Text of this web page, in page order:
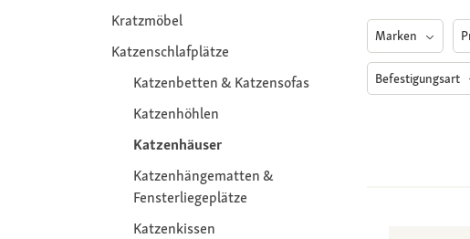
Kratzmöbel
Katzenschlafplätze
Katzenbetten & Katzensofas
Katzenhöhlen
Katzenhäuser
Katzenhängematten &
Fensterliegeplätze
Katzenkissen
Marken
Befestigungsart